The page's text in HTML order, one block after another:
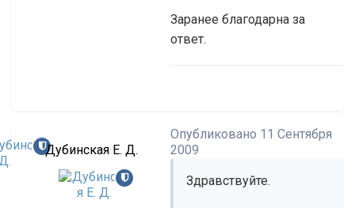
Заранее благодарна за
ответ.
Дубинская Е. Д.
Опубликовано 11 Сентября
2009
Здравствуйте.